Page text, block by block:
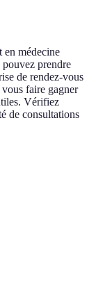
en médecine
prendre
de rendez-vous
faire gagner
Vérifiez
de consultations